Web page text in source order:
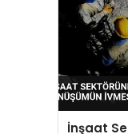
İnşaat